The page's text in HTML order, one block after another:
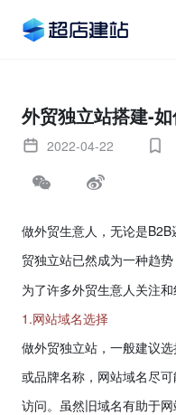
外贸独立站搭建-
2022-04-22
做外贸生意人，无论是B2B
贸独立站已然成为一种趋
为了许多外贸生意人关注和
1.网站域名选择
做外贸独立站，一般建议
或品牌名称，网站域名尽
访问。虽然旧域名有助于